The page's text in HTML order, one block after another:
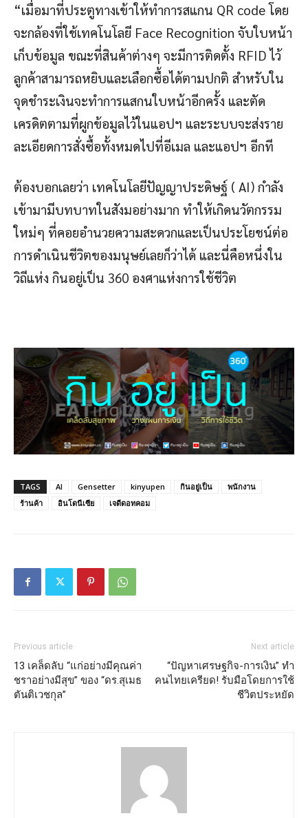
“เมื่อมาที่ประตูทางเข้าให้ทำการสแกน QR code โดย
จะกล้องที่ใช้เทคโนโลยี Face Recognition จับใบหน้า
เก็บข้อมูล ขณะที่สินค้าต่างๆ จะมีการติดตั้ง RFID ไว้
ลูกค้าสามารถหยิบและเลือกซื้อได้ตามปกติ สำหรับใน
จุดชำระเงินจะทำการแสกนใบหน้าอีกครั้ง และตัด
เครดิตตามที่ผูกข้อมูลไว้ในแอปฯ และระบบจะส่งราย
ละเอียดการสั่งซื้อทั้งหมดไปที่อีเมล และแอปฯ อีกที
ต้องบอกเลยว่า เทคโนโลยีปัญญาประดิษฐ์ ( AI) กำลัง
เข้ามามีบทบาทในสังมอย่างมาก ทำให้เกิดนวัตกรรม
ใหม่ๆ ที่คอยอำนวยความสะดวกและเป็นประโยชน์ต่อ
การดำเนินชีวิตของมนุษย์เลยก็ว่าได้ และนี่คือหนึ่งใน
วิถีแห่ง กินอยู่เป็น 360 องศาแห่งการใช้ชีวิต
TAGS AI Gensetter kinyupen กินอยู่เป็น
พนักงาน
ร้านค้า
อินโดนีเซีย เจดีดอทคอม
Previous article
13 เคล็ดลับ “แก่อย่างมีคุณค่า
ชราอย่างมีสุข” ของ “ดร.สุเมธ
ตันติเวชกุล”
Next article
“ปัญหาเศรษฐกิจ-การเงิน” ทำ
คนไทยเครียด! รับมือโดยการใช้
ชีวิตประหยัด